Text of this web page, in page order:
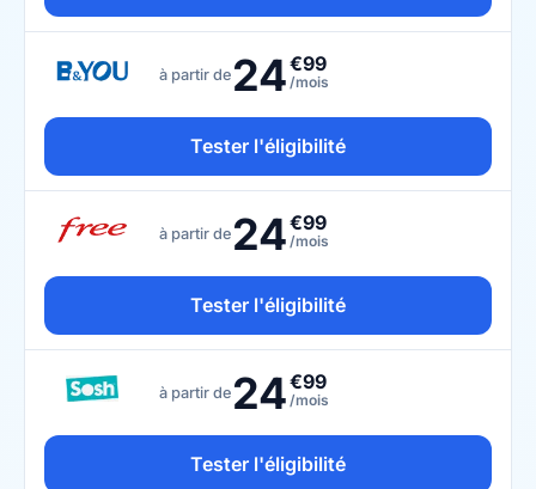
à partir de 24€99
/mois
Tester l'éligibilité
à partir de 24€99
/mois
Tester l'éligibilité
à partir de 24€99
/mois
Tester l'éligibilité